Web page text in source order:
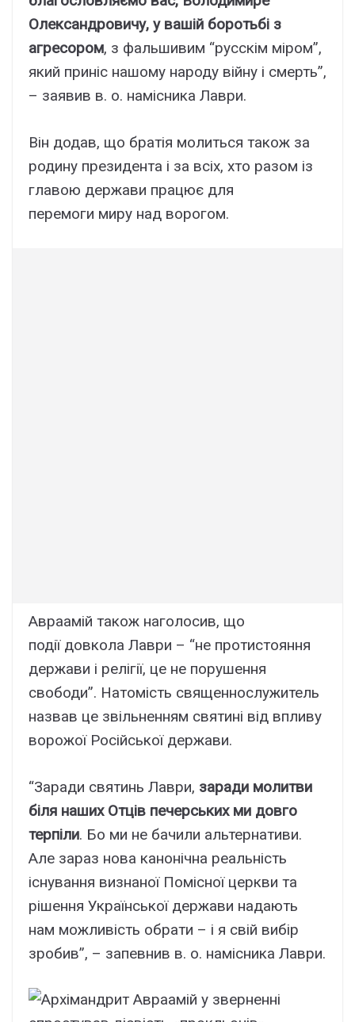
Олександровичу, у вашій боротьбі з
агресором, з фальшивим “русскім міром”,
який приніс нашому народу війну і смерть”,
– заявив в. о. намісника Лаври.
Він додав, що братія молиться також за
родину президента і за всіх, хто разом із
главою держави працює для
перемоги миру над ворогом.
Авраамій також наголосив, що
події довкола Лаври – “не протистояння
держави і релігії, це не порушення
свободи”. Натомість священнослужитель
назвав це звільненням святині від впливу
ворожої Російської держави.
“Заради святинь Лаври, заради молитви
біля наших Отців печерських ми довго
терпіли. Бо ми не бачили альтернативи.
Але зараз нова канонічна реальність
існування визнаної Помісної церкви та
рішення Української держави надають
нам можливість обрати – і я свій вибір
зробив”, – запевнив в. о. намісника Лаври.